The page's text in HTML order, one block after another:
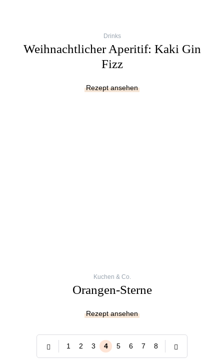
Drinks
Weihnachtlicher Aperitif: Kaki Gin
Fizz
Rezept ansehen
Kuchen & Co.
Orangen-Sterne
Rezept ansehen
1 2 3 4 5 6 7 8